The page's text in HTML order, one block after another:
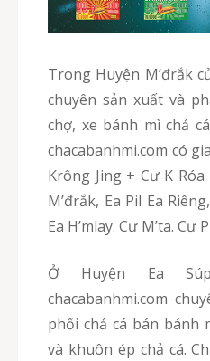
Trong Huyện M’đrắk của Đắk Lắk, chúng tôi
chuyên sản xuất và
chợ, xe bánh mì chả
chacabanhmi.com có
Krông Jing + Cư K Róa
M’đrắk, Ea Pil Ea
Ea H’mlay. Cư M’ta. Cư
Ở Huyện Ea Súp của Đắk Lắk,
chacabanhmi.com
phối chả cá bán bánh
và khuôn ép chả cá.